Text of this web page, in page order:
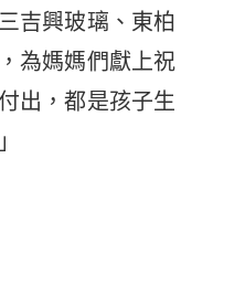
吉興玻璃、東柏
為媽媽們獻上祝
出，都是孩子生